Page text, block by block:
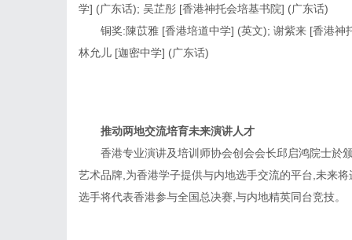
学] (广东话); 吴芷彤 [香港神托会培基书院] (广东话)
铜奖:陳苡雅 [香港培道中学] (英文); 谢紫来 [香港
林允儿 [迦密中学] (广东话)
推动两地交流培育未来演讲人才
香港专业演讲及培训师协会创会会长邱启鸿院士於
艺术品牌,为香港学子提供与内地选手交流的平台,未来
选手将代表香港参与全国总决赛,与内地精英同台竞技。